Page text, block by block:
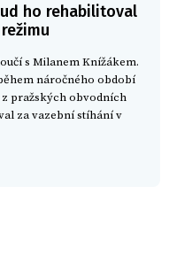
ho rehabilitoval
s Milanem Knížákem.
náročného období
z pražských obvodních
za vazební stíhání v